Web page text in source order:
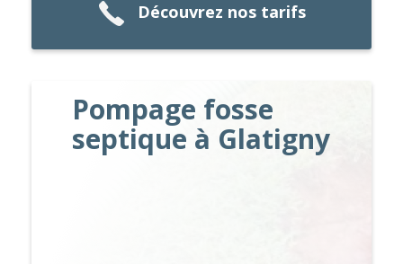
Découvrez nos tarifs
Pompage fosse
septique à Glatigny